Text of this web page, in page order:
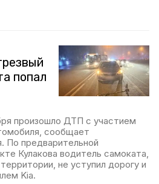
попал
произошло ДТП с участием
сообщает
По предварительной
Кулакова водитель самоката,
не уступил дорогу и
Kia.